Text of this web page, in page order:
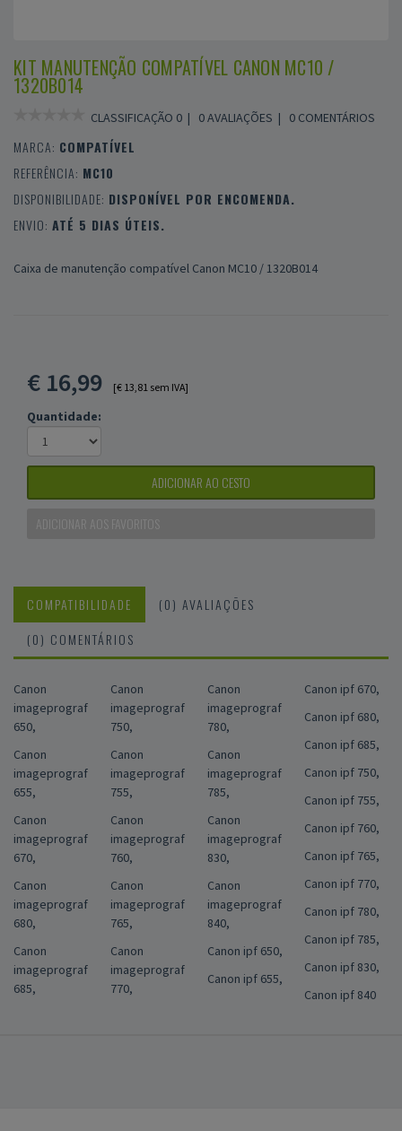
KIT MANUTENÇÃO COMPATÍVEL CANON MC10 /
1320B014
CLASSIFICAÇÃO 0 | 0 AVALIAÇÕES | 0 COMENTÁRIOS
MARCA: COMPATÍVEL
REFERÊNCIA: MC10
DISPONIBILIDADE: DISPONÍVEL POR ENCOMENDA.
ENVIO: ATÉ 5 DIAS ÚTEIS.
Caixa de manutenção compatível Canon MC10 / 1320B014
€ 16,99 [€ 13,81 sem IVA]
Quantidade:
ADICIONAR AO CESTO
ADICIONAR AOS FAVORITOS
COMPATIBILIDADE
(0) AVALIAÇÕES
(0) COMENTÁRIOS
Canon
imageprograf
650,
Canon
imageprograf
655,
Canon
imageprograf
670,
Canon
imageprograf
680,
Canon
imageprograf
685,
Canon
imageprograf
750,
Canon
imageprograf
755,
Canon
imageprograf
760,
Canon
imageprograf
765,
Canon
imageprograf
770,
Canon
imageprograf
780,
Canon
imageprograf
785,
Canon
imageprograf
830,
Canon
imageprograf
840,
Canon ipf 650,
Canon ipf 655,
Canon ipf 670,
Canon ipf 680,
Canon ipf 685,
Canon ipf 750,
Canon ipf 755,
Canon ipf 760,
Canon ipf 765,
Canon ipf 770,
Canon ipf 780,
Canon ipf 785,
Canon ipf 830,
Canon ipf 840